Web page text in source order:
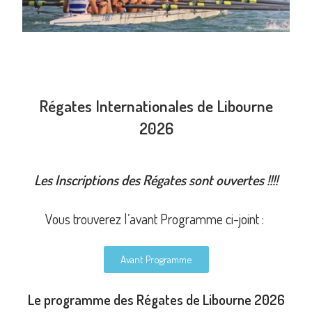
Régates Internationales de Libourne
2026
Les Inscriptions des Régates sont ouvertes !!!!
Vous trouverez l’avant Programme ci-joint :
Avant Programme
Le programme des Régates de Libourne 2026